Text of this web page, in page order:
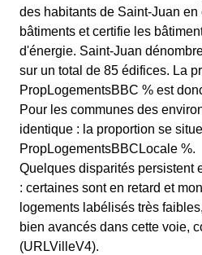
des habitants de Saint-Juan
bâtiments et certifie les
d'énergie. Saint-Juan
sur un total de 85 édifices. La
PropLogementsBBC % est
Pour les communes des
identique : la proportion se
PropLogementsBBCLocale %.
Quelques disparités persistent
: certaines sont en retard et
logements labélisés très
bien avancés dans cette voie,
(URLVilleV4).